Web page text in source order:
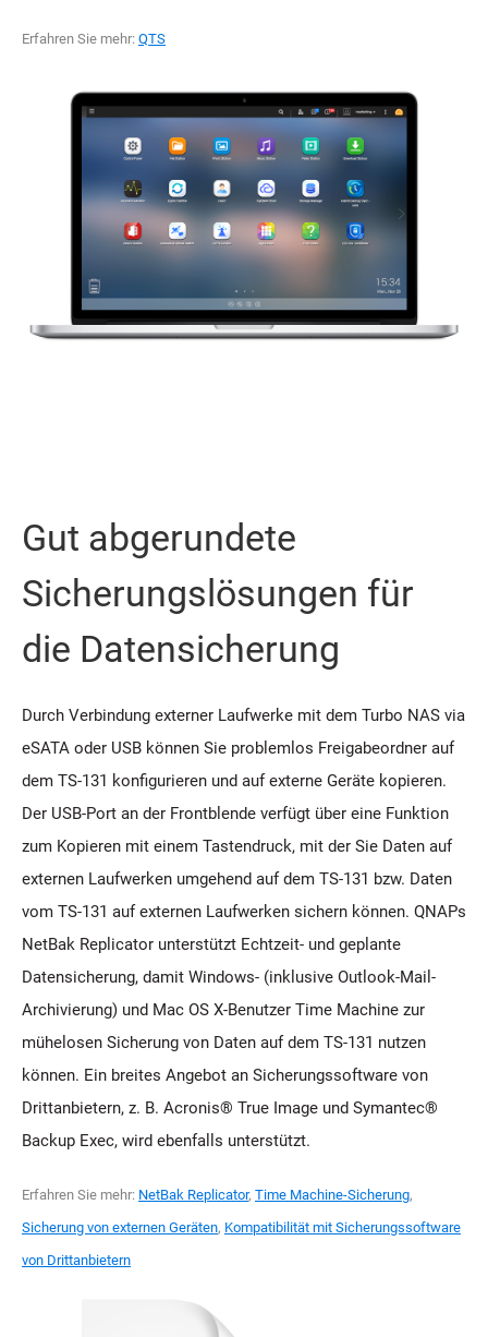
Erfahren Sie mehr: QTS
Gut abgerundete
Sicherungslösungen für
die Datensicherung
Durch Verbindung externer Laufwerke mit dem Turbo NAS via
eSATA oder USB können Sie problemlos Freigabeordner auf
dem TS-131 konfigurieren und auf externe Geräte kopieren.
Der USB-Port an der Frontblende verfügt über eine Funktion
zum Kopieren mit einem Tastendruck, mit der Sie Daten auf
externen Laufwerken umgehend auf dem TS-131 bzw. Daten
vom TS-131 auf externen Laufwerken sichern können. QNAPs
NetBak Replicator unterstützt Echtzeit- und geplante
Datensicherung, damit Windows- (inklusive Outlook-Mail-
Archivierung) und Mac OS X-Benutzer Time Machine zur
mühelosen Sicherung von Daten auf dem TS-131 nutzen
können. Ein breites Angebot an Sicherungssoftware von
Drittanbietern, z. B. Acronis® True Image und Symantec®
Backup Exec, wird ebenfalls unterstützt.
Erfahren Sie mehr: NetBak Replicator, Time Machine-Sicherung,
Sicherung von externen Geräten, Kompatibilität mit Sicherungssoftware
von Drittanbietern